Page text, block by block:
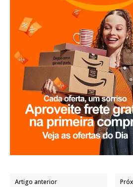
Artigo anterior